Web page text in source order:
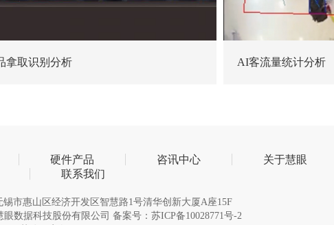
拿取识别分析 AI客流量统计分析
硬件产品 咨讯中心 关于慧眼
联系我们
市惠山区经济开发区智慧路1号清华创新大厦A座15F
数据科技股份有限公司 备案号： 苏ICP备10028771号-2